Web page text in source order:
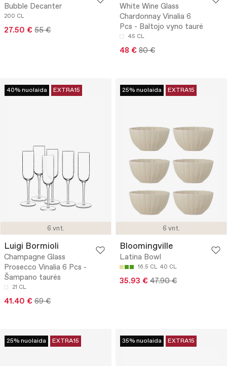
Bubble Decanter
200 CL
27.50 € 55 €
White Wine Glass
Chardonnay Vinalia 6
Pcs - Baltojo vyno taurė
45 CL
48 € 80 €
6 vnt.
40% nuolaida EXTRA15
Luigi Bormioli
Champagne Glass
Prosecco Vinalia 6 Pcs -
Šampano taurės
21 CL
41.40 € 69 €
6 vnt.
25% nuolaida EXTRA15
Bloomingville
Latina Bowl
16.5 CL 40 CL
35.93 € 47.90 €
25% nuolaida EXTRA15 35% nuolaida EXTRA15